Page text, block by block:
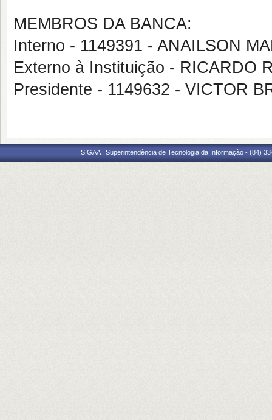
MEMBROS DA BANCA:
Interno - 1149391 - ANAILSON
Externo à Instituição - RICARDO
Presidente - 1149632 - VICTOR
SIGAA | Superintendência de Tecnologia da Informação - (84)